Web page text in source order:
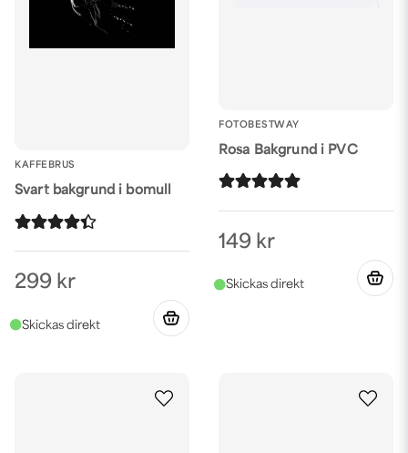
KAFFEBRUS
Svart bakgrund i bomull
299 kr
FOTOBESTWAY
Rosa Bakgrund i PVC
149 kr